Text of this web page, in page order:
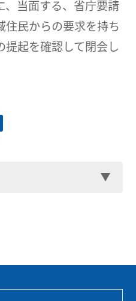
当面する、省庁要請
民からの要求を持ち
起を確認して閉会し